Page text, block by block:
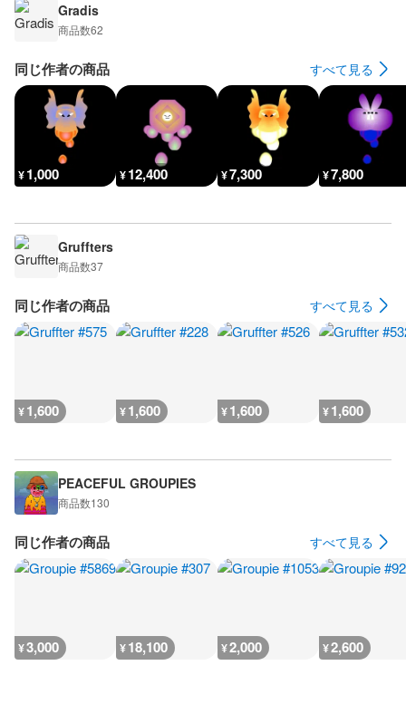
Gradis
商品数62
同じ作者の商品 すべて見る
¥1,000 ¥12,400 ¥7,300 ¥7,800
Gruffters
商品数37
同じ作者の商品 すべて見る
¥1,600 ¥1,600 ¥1,600 ¥1,600
PEACEFUL GROUPIES
商品数130
同じ作者の商品 すべて見る
¥3,000 ¥18,100 ¥2,000 ¥2,600